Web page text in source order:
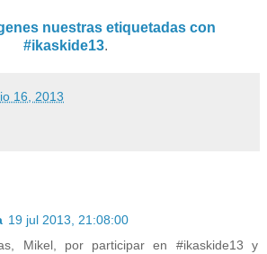
nuestras etiquetadas con
#ikaskide13.
16, 2013
19 jul 2013, 21:08:00
Mikel, por participar en #ikaskide13 y